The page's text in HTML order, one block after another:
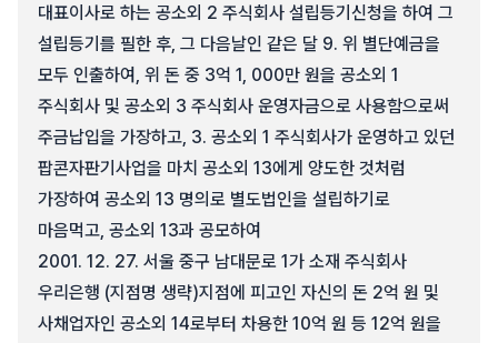
대표이사로 하는 공소외 2 주식회사 설립등기신청을 하여 그
설립등기를 필한 후, 그 다음날인 같은 달 9. 위 별단예금을
모두 인출하여, 위 돈 중 3억 1, 000만 원을 공소외 1
주식회사 및 공소외 3 주식회사 운영자금으로 사용함으로써
주금납입을 가장하고, 3. 공소외 1 주식회사가 운영하고 있던
팝콘자판기사업을 마치 공소외 13에게 양도한 것처럼
가장하여 공소외 13 명의로 별도법인을 설립하기로
마음먹고, 공소외 13과 공모하여
2001. 12. 27. 서울 중구 남대문로 1가 소재 주식회사
우리은행 (지점명 생략)지점에 피고인 자신의 돈 2억 원 및
사채업자인 공소외 14로부터 차용한 10억 원 등 12억 원을